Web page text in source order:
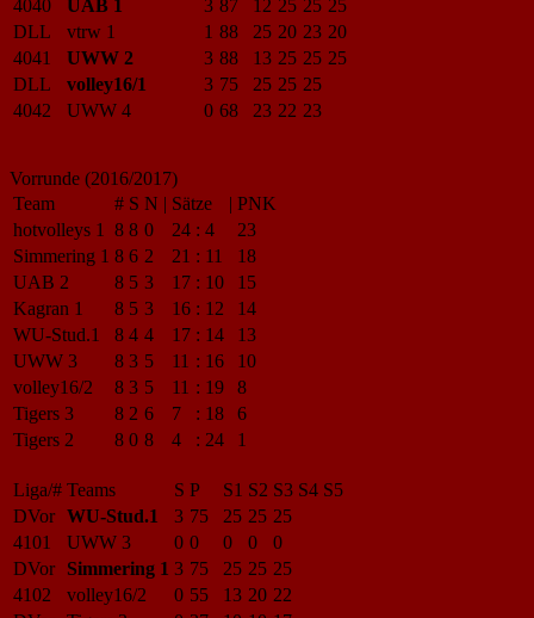
4040
UAB 1 3 87 12 25 25 25
DLL
vtrw 1 1 88 25 20 23 20
4041
UWW 2 3 88 13 25 25 25
DLL
volley16/1 3 75 25 25 25
4042
UWW 4 0 68 23 22 23
Vorrunde (2016/2017)
Team
# S N | Sätze | PNK
hotvolleys 1
8 8 0 24 : 4
23
Simmering 1 8 6 2 21 : 11
18
UAB 2
8 5 3 17 : 10
15
Kagran 1
8 5 3 16 : 12
14
WU-Stud.1
8 4 4 17 : 14
13
UWW 3
8 3 5 11 : 16
10
volley16/2
8 3 5 11 : 19
8
Tigers 3
8 2 6 7 : 18
6
Tigers 2
8 0 8 4 : 24 1
Liga/# Teams S P S1 S2 S3 S4 S5
DVor WU-Stud.1 3 75 25 25 25
4101
UWW 3 0 0 0 0
0
DVor
Simmering 1 3 75 25 25 25
4102
volley16/2 0 55 13 20 22